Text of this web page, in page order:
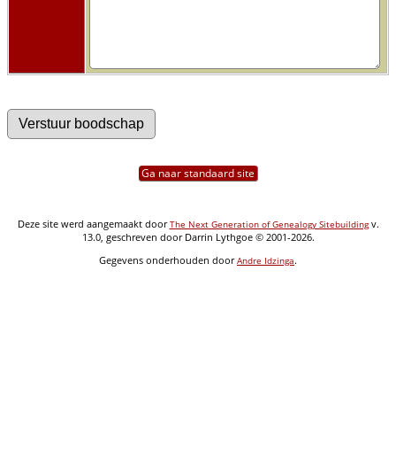
Ga naar standaard site
Deze site werd aangemaakt doorThe Next Generation of Genealogy Sitebuildingv.
13.0, geschreven door Darrin Lythgoe © 2001-2026.
Gegevens onderhouden doorAndre Idzinga.